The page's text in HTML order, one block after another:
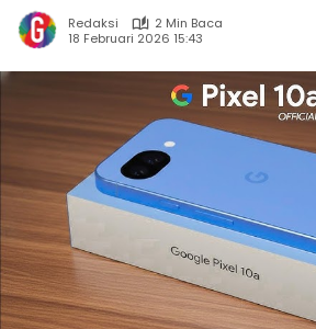
Redaksi
2 Min Baca
18 Februari 2026 15:43